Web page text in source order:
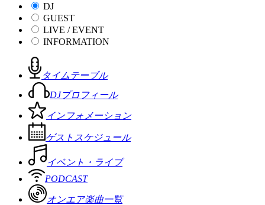
DJ
GUEST
LIVE / EVENT
INFORMATION
タイムテーブル
DJプロフィール
インフォメーション
ゲストスケジュール
イベント・ライブ
PODCAST
オンエア楽曲一覧